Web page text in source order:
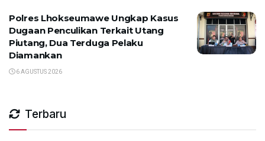
Polres Lhokseumawe Ungkap Kasus
Dugaan Penculikan Terkait Utang
Piutang, Dua Terduga Pelaku
Diamankan
6 AGUSTUS 2026
Terbaru